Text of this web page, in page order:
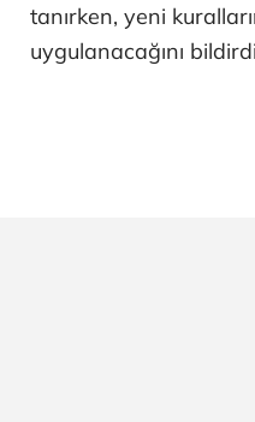
tanırken, yeni
uygulanacağını